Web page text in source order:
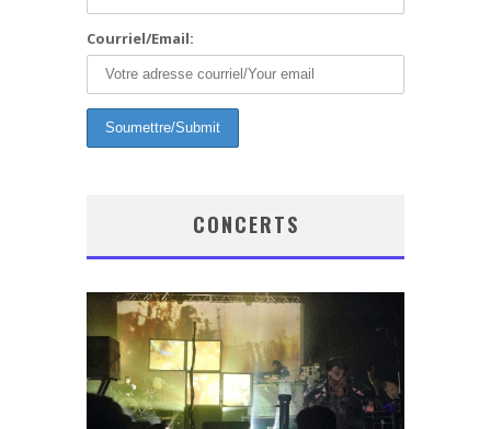
Courriel/Email:
CONCERTS